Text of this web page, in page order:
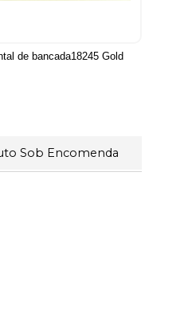
de bancada18245 Gold
Sob Encomenda